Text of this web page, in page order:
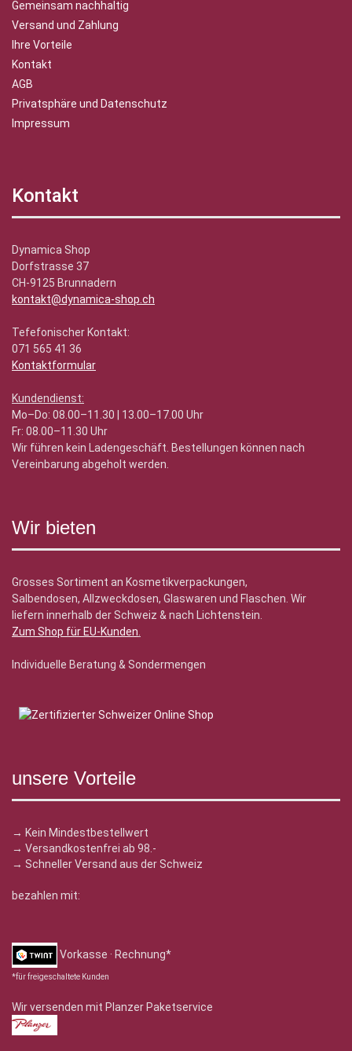
Gemeinsam nachhaltig
Versand und Zahlung
Ihre Vorteile
Kontakt
AGB
Privatsphäre und Datenschutz
Impressum
Kontakt
Dynamica Shop
Dorfstrasse 37
CH-9125 Brunnadern
kontakt@dynamica-shop.ch
Tefefonischer Kontakt:
071 565 41 36
Kontaktformular
Kundendienst:
Mo–Do: 08.00–11.30 | 13.00–17.00 Uhr
Fr: 08.00–11.30 Uhr
Wir führen kein Ladengeschäft. Bestellungen können nach
Vereinbarung abgeholt werden.
Wir bieten
Grosses Sortiment an Kosmetikverpackungen,
Salbendosen, Allzweckdosen, Glaswaren und Flaschen. Wir
liefern innerhalb der Schweiz & nach Lichtenstein.
Zum Shop für EU-Kunden.
Individuelle Beratung & Sondermengen
unsere Vorteile
→ Kein Mindestbestellwert
→ Versandkostenfrei ab 98.-
→ Schneller Versand aus der Schweiz
bezahlen mit:
Vorkasse · Rechnung*
*für freigeschaltete Kunden
Wir versenden mit Planzer Paketservice